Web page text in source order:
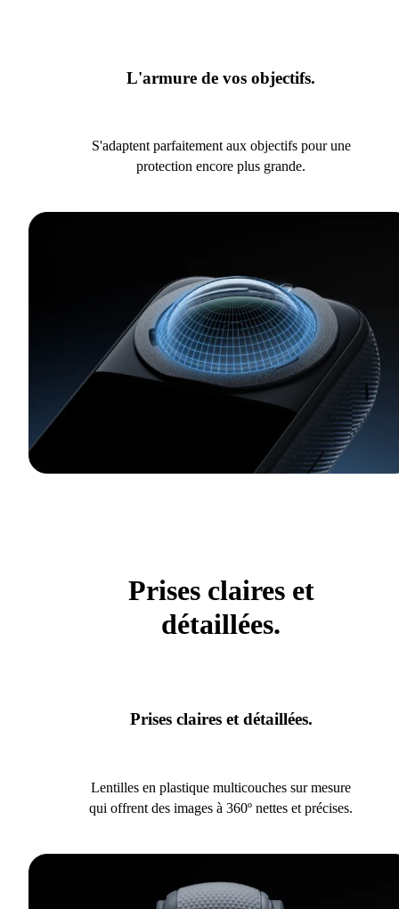
L'armure de vos objectifs.
S'adaptent parfaitement aux objectifs pour une
protection encore plus grande.
Prises claires et
détaillées.
Prises claires et détaillées.
Lentilles en plastique multicouches sur mesure
qui offrent des images à 360º nettes et précises.